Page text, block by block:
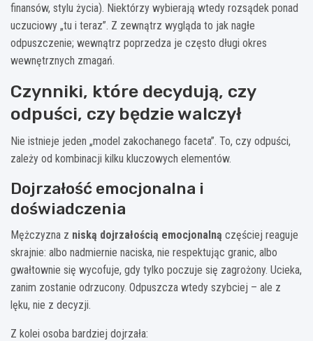
finansów, stylu życia). Niektórzy wybierają wtedy rozsądek ponad
uczuciowy „tu i teraz”. Z zewnątrz wygląda to jak nagłe
odpuszczenie; wewnątrz poprzedza je często długi okres
wewnętrznych zmagań.
Czynniki, które decydują, czy
odpuści, czy będzie walczył
Nie istnieje jeden „model zakochanego faceta”. To, czy odpuści,
zależy od kombinacji kilku kluczowych elementów.
Dojrzałość emocjonalna i
doświadczenia
Mężczyzna z niską dojrzałością emocjonalną częściej reaguje
skrajnie: albo nadmiernie naciska, nie respektując granic, albo
gwałtownie się wycofuje, gdy tylko poczuje się zagrożony. Ucieka,
zanim zostanie odrzucony. Odpuszcza wtedy szybciej – ale z
lęku, nie z decyzji.
Z kolei osoba bardziej dojrzała: